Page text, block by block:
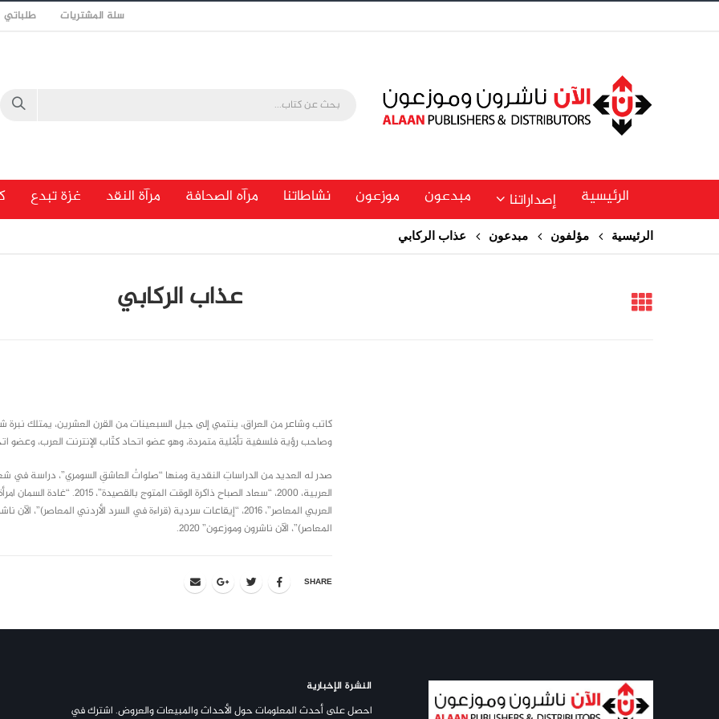
سلة المشتريات طلباتي
الرئيسية إصداراتنا مبدعون موزعون نشاطاتنا مرآه الصحافة مرآة النقد غزة تبدع
الرئيسية مؤلفون مبدعون عذاب الركابي
عذاب الركابي
كاتب وشاعر من العراق، ينتمي إلى جيل السبعينات من القرن العشرين، يمتلك
وصاحب رؤية فلسفية تأمّلية متمردة، وهو عضو اتحاد كتّاب الإنترنت العرب، وعضو
المعاصر)”، الآن ناشرون وموزعون” 2020.
SHARE
النشرة الإخبارية
احصل على أحدث المعلومات حول الأحداث والمبيعات والعروض. اشترك في